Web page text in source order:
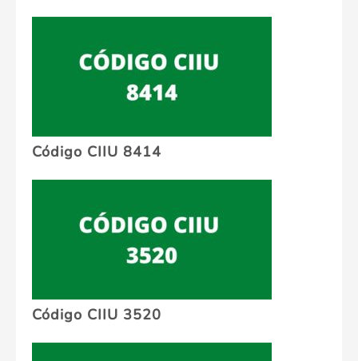
Código CIIU 8414
Código CIIU 3520